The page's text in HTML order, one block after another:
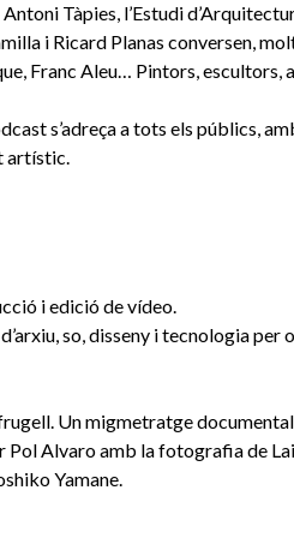
Tàpies, l’Estudi
i Ricard Planas conversen,
Franc Aleu… Pintors, escultors,
s’adreça a tots els públics,
artístic.
i edició de vídeo.
so, disseny i tecnologia
Un migmetratge
Alvaro amb la fotografia de
Yamane.